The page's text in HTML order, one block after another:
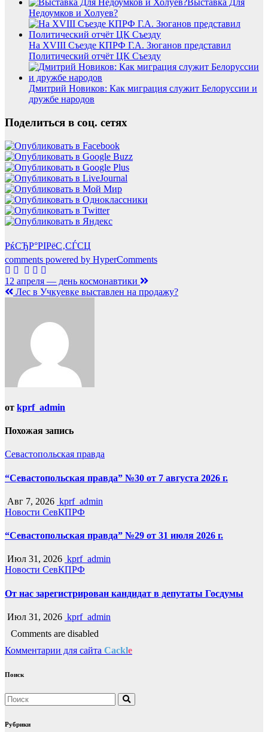
Выставка Для
Недоумков и Холуев?
На XVIII Съезде КПРФ Г.А. Зюганов представил
Политический отчёт ЦК Съезду
Дмитрий Новиков: Как миграция служит Белоруссии и
дружбе народов
Поделиться в соц. сетях
РќСЂР°РІРёС‚СЃСЏ
comments powered by HyperComments
Навигация
по
12 апреля — день космонавтики
Лес в Учкуевке выставлен на продажу?
от kprf_admin
Похожая запись
Севастопольская правда
“Севастопольская правда” №30 от 7 августа 2026 г.
Авг 7, 2026 kprf_admin
Новости СевКПРФ
“Севастопольская правда” №29 от 31 июля 2026 г.
Июл 31, 2026 kprf_admin
Новости СевКПРФ
От нас зарегистрирован кандидат в депутаты Госдумы
Июл 31, 2026 kprf_admin
Comments are disabled
Комментарии для сайта Cackle
Поиск
Рубрики